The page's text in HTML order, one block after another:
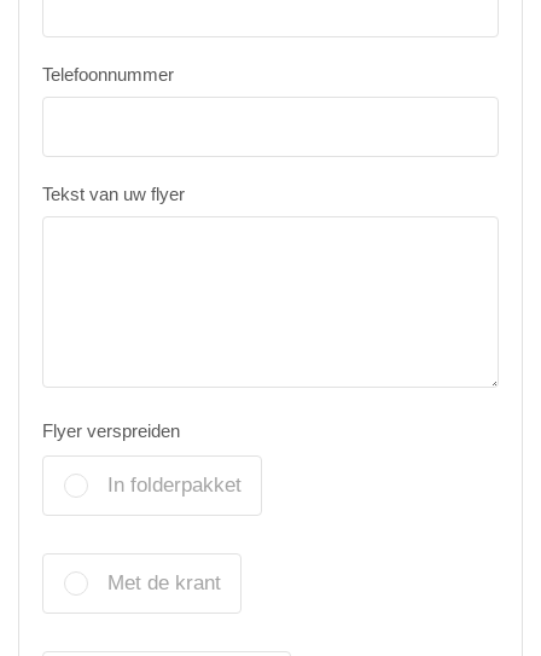
Telefoonnummer
Tekst van uw flyer
Flyer verspreiden
In folderpakket
Met de krant